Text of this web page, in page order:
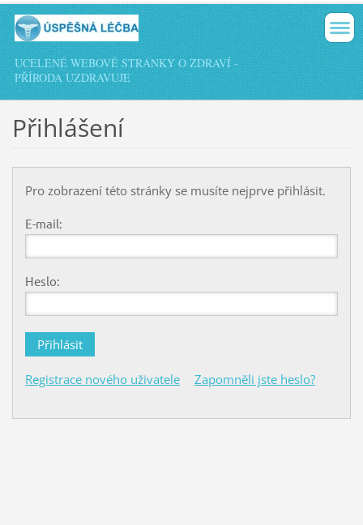
UCELENÉ WEBOVÉ STRÁNKY O ZDRAVÍ -
PŘÍRODA UZDRAVUJE
Přihlášení
Pro zobrazení této stránky se musíte nejprve přihlásit.
E-mail:
Heslo:
Registrace nového uživatele Zapomněli jste heslo?